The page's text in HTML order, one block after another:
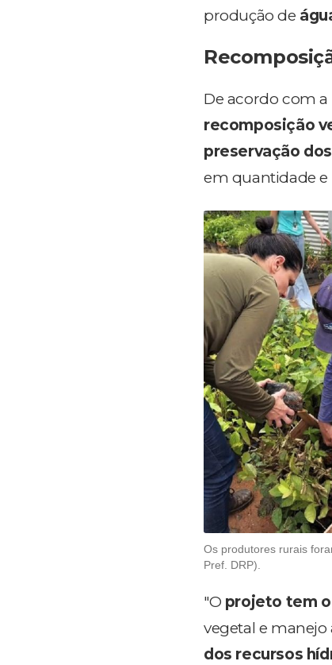
produção de
De acordo com a
recomposição
preservação
em quantidade e
Os produtores rurais
Pref. DRP).
"O projeto tem
vegetal e
dos recursos